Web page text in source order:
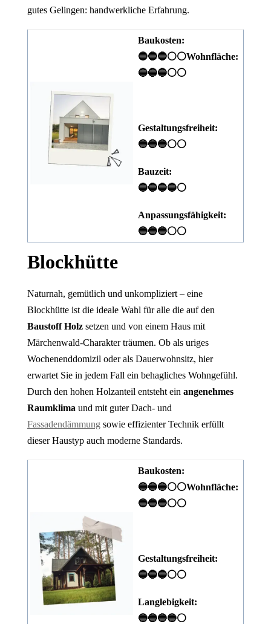
gutes Gelingen: handwerkliche Erfahrung.
Baukosten:
🔵🔵🔵⚪⚪Wohnfläche:
🔵🔵🔵⚪⚪
Gestaltungsfreiheit:
🔵🔵🔵⚪⚪
Bauzeit:
🔵🔵🔵🔵⚪
Anpassungsfähigkeit:
🔵🔵🔵⚪⚪
Blockhütte
Naturnah, gemütlich und unkompliziert – eine
Blockhütte ist die ideale Wahl für alle die auf den
Baustoff Holzsetzen und von einem Haus mit
Märchenwald-Charakter träumen. Ob als uriges
Wochenenddomizil oder als Dauerwohnsitz, hier
erwartet Sie in jedem Fall ein behagliches Wohngefühl.
Durch den hohen Holzanteil entsteht ein angenehmes
Raumklima und mit guter Dach- und
Fassadendämmung sowie effizienter Technik erfüllt
dieser Haustyp auch moderne Standards.
Baukosten:
🔵🔵🔵⚪⚪Wohnfläche:
🔵🔵🔵⚪⚪
Gestaltungsfreiheit:
🔵🔵🔵⚪⚪
Langlebigkeit:
🔵🔵🔵🔵⚪